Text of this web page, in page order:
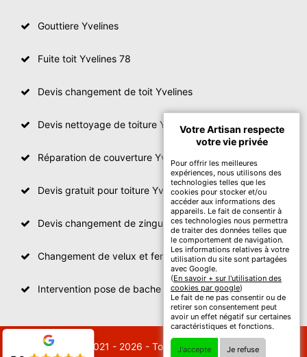
Gouttiere Yvelines
Fuite toit Yvelines 78
Devis changement de toit Yvelines
Devis nettoyage de toiture Yvelines
Réparation de couverture Yvelines
Devis gratuit pour toiture Yvelines
Devis changement de zinguerie Yvelines
Changement de velux et fenêtre de toit Yvelines
Intervention pose de bache sur toit Yvelines
© 2021 - 2026 - Tout droit réservé
Votre Artisan respecte
votre vie privée
Pour offrir les meilleures
expériences, nous utilisons des
technologies telles que les
cookies pour stocker et/ou
accéder aux informations des
appareils. Le fait de consentir à
ces technologies nous permettra
de traiter des données telles que
le comportement de navigation.
Les informations relatives à votre
utilisation du site sont partagées
avec Google.
(En savoir + sur l'utilisation des
cookies par google)
Le fait de ne pas consentir ou de
retirer son consentement peut
avoir un effet négatif sur certaines
caractéristiques et fonctions.
J'accepte Je refuse